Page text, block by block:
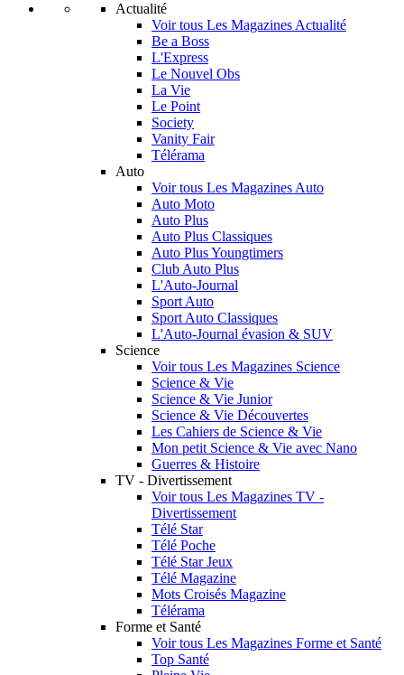
Actualité
Voir tous Les Magazines Actualité
Be a Boss
L'Express
Le Nouvel Obs
La Vie
Le Point
Society
Vanity Fair
Télérama
Auto
Voir tous Les Magazines Auto
Auto Moto
Auto Plus
Auto Plus Classiques
Auto Plus Youngtimers
Club Auto Plus
L'Auto-Journal
Sport Auto
Sport Auto Classiques
L'Auto-Journal évasion & SUV
Science
Voir tous Les Magazines Science
Science & Vie
Science & Vie Junior
Science & Vie Découvertes
Les Cahiers de Science & Vie
Mon petit Science & Vie avec Nano
Guerres & Histoire
TV - Divertissement
Voir tous Les Magazines TV -
Divertissement
Télé Star
Télé Poche
Télé Star Jeux
Télé Magazine
Mots Croisés Magazine
Télérama
Forme et Santé
Voir tous Les Magazines Forme et Santé
Top Santé